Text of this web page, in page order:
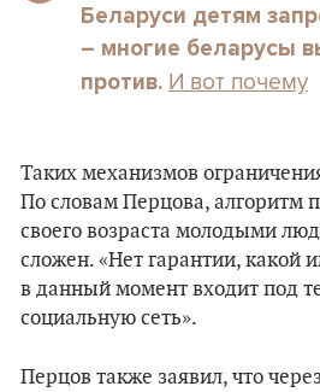
Беларуси детям
– многие беларусы
против. И вот почему
Таких механизмов
По словам Перцова, алгоритм
своего возраста молодыми
сложен. «Нет гарантии, какой
в данный момент входит под
социальную сеть».
Перцов также заявил, что